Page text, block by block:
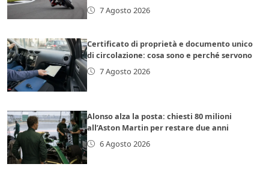
7 Agosto 2026
Certificato di proprietà e documento unico
di circolazione: cosa sono e perché servono
7 Agosto 2026
Alonso alza la posta: chiesti 80 milioni
all’Aston Martin per restare due anni
6 Agosto 2026